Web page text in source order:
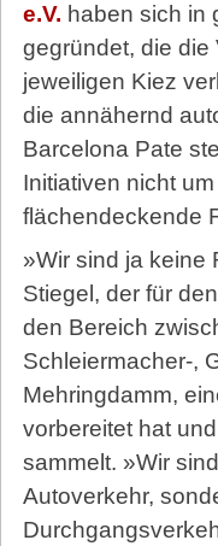
e.V. haben sich in
gegründet, die die
jeweiligen Kiez
die annähernd
Barcelona Pate
Initiativen nicht
flächendeckende
»Wir sind ja keine
Stiegel, der für
den Bereich
Schleiermacher-,
Mehringdamm,
vorbereitet hat
sammelt. »Wir
Autoverkehr,